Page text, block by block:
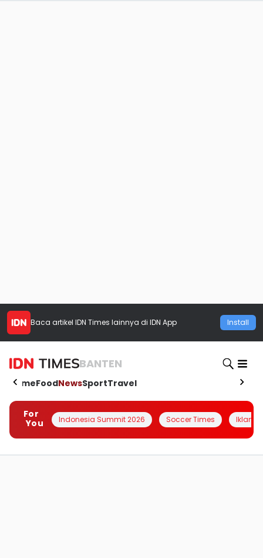
Baca artikel IDN Times lainnya di IDN App Install
BANTEN
HomeFoodNewsSportTravel
For
You
Indonesia Summit 2026 Soccer Times Iklanin